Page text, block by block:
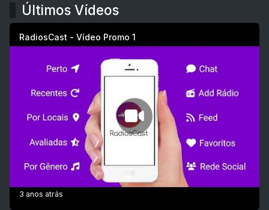
Últimos Vídeos
RadiosCast - Vídeo Promo 1
3 anos atrás